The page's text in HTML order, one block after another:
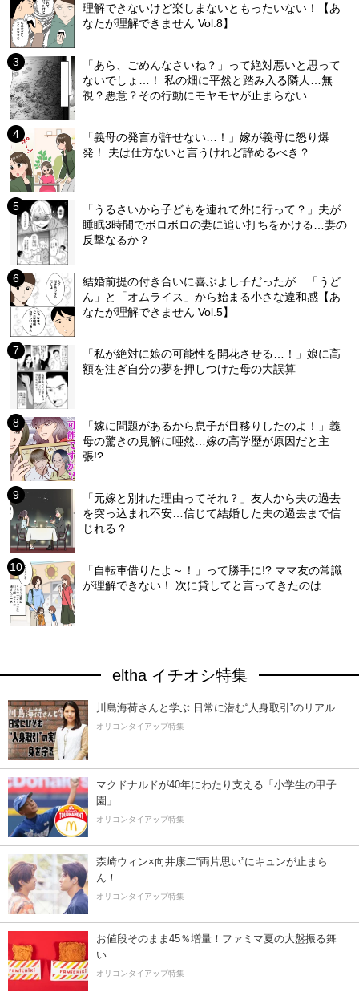
理解できないけど楽しまないともったいない！【あ
なたが理解できません Vol.8】
「あら、ごめんなさいね？」って絶対悪いと思って
ないでしょ…！ 私の畑に平然と踏み入る隣人…無
視？悪意？その行動にモヤモヤが止まらない
「義母の発言が許せない…！」嫁が義母に怒り爆
発！ 夫は仕方ないと言うけれど諦めるべき？
「うるさいから子どもを連れて外に行って？」夫が
睡眠3時間でボロボロの妻に追い打ちをかける…妻の
反撃なるか？
結婚前提の付き合いに喜ぶよし子だったが…「うど
ん」と「オムライス」から始まる小さな違和感【あ
なたが理解できません Vol.5】
「私が絶対に娘の可能性を開花させる…！」娘に高
額を注ぎ自分の夢を押しつけた母の大誤算
「嫁に問題があるから息子が目移りしたのよ！」義
母の驚きの見解に唖然…嫁の高学歴が原因だと主
張!?
「元嫁と別れた理由ってそれ？」友人から夫の過去
を突っ込まれ不安…信じて結婚した夫の過去まで信
じれる？
「自転車借りたよ～！」って勝手に!? ママ友の常識
が理解できない！ 次に貸してと言ってきたのは…
eltha イチオシ特集
川島海荷さんと学ぶ 日常に潜む“人身取引”のリアル
オリコンタイアップ特集
マクドナルドが40年にわたり支える「小学生の甲子
園」
オリコンタイアップ特集
森崎ウィン×向井康二“両片思い”にキュンが止まら
ん！
オリコンタイアップ特集
お値段そのまま45％増量！ファミマ夏の大盤振る舞
い
オリコンタイアップ特集